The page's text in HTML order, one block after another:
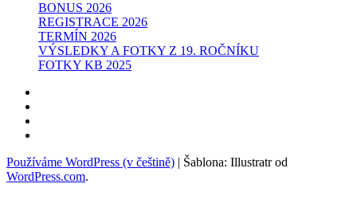
BONUS 2026
REGISTRACE 2026
TERMÍN 2026
VÝSLEDKY A FOTKY Z 19. ROČNÍKU
FOTKY KB 2025
Používáme WordPress (v češtině) | Šablona: Illustratr od
WordPress.com.